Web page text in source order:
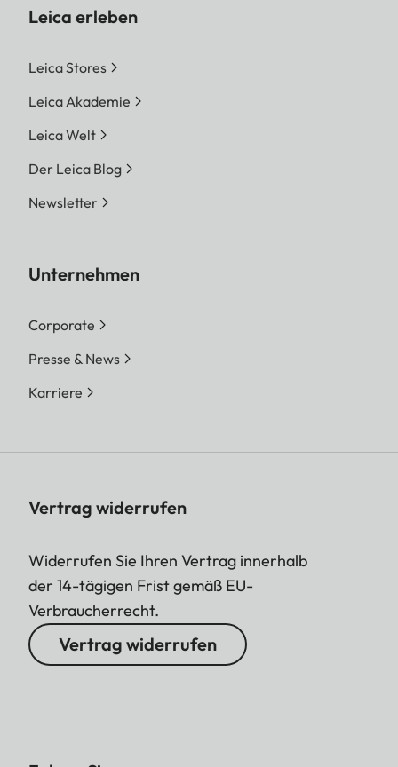
Leica erleben
Leica Stores
Leica Akademie
Leica Welt
Der Leica Blog
Newsletter
Unternehmen
Corporate
Presse & News
Karriere
Vertrag widerrufen
Widerrufen Sie Ihren Vertrag innerhalb
der 14-tägigen Frist gemäß EU-
Verbraucherrecht.
Vertrag widerrufen